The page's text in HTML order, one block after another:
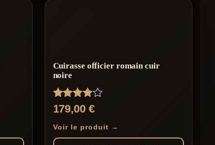
Cuirasse officier romain cuir
noire
Note
4.00
sur 5
179,00 €
Voir le produit →